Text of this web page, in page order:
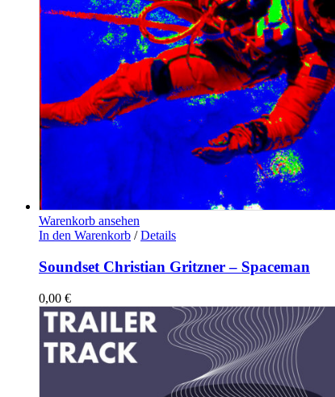
Warenkorb ansehen
In den Warenkorb / Details
Soundset Christian Gritzner – Spaceman
0,00 €